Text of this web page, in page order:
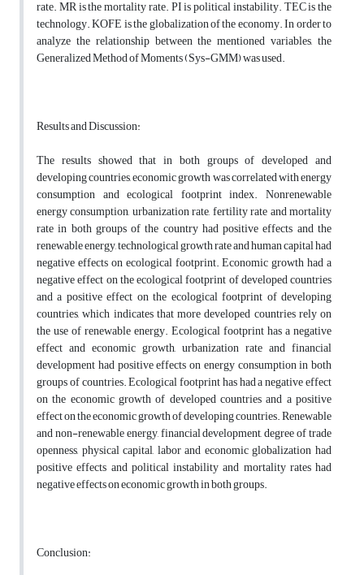
rate. MR is the mortality rate. PI is political instability. TEC is the
technology. KOFE is the globalization of the economy. In order to
analyze the relationship between the mentioned variables, the
Generalized Method of Moments (Sys-GMM) was used.
Results and Discussion:
The results showed that in both groups of developed and
developing countries, economic growth was correlated with energy
consumption and ecological footprint index. Nonrenewable
energy consumption, urbanization rate, fertility rate and mortality
rate in both groups of the country had positive effects and the
renewable energy, technological growth rate and human capital had
negative effects on ecological footprint. Economic growth had a
negative effect on the ecological footprint of developed countries
and a positive effect on the ecological footprint of developing
countries, which indicates that more developed countries rely on
the use of renewable energy. Ecological footprint has a negative
effect and economic growth, urbanization rate and financial
development had positive effects on energy consumption in both
groups of countries. Ecological footprint has had a negative effect
on the economic growth of developed countries and a positive
effect on the economic growth of developing countries. Renewable
and non-renewable energy, financial development, degree of trade
openness, physical capital, labor and economic globalization had
positive effects and political instability and mortality rates had
negative effects on economic growth in both groups.
Conclusion: